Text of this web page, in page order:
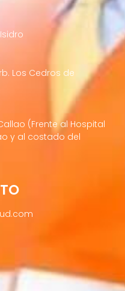
Los Cedros de
(Frente al Hospital
y al costado del